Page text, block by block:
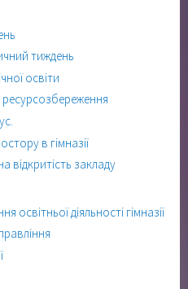
тиждень
освіти
ресурсозбереження
в гімназії
відкритість закладу
освітньої діяльності гімназії